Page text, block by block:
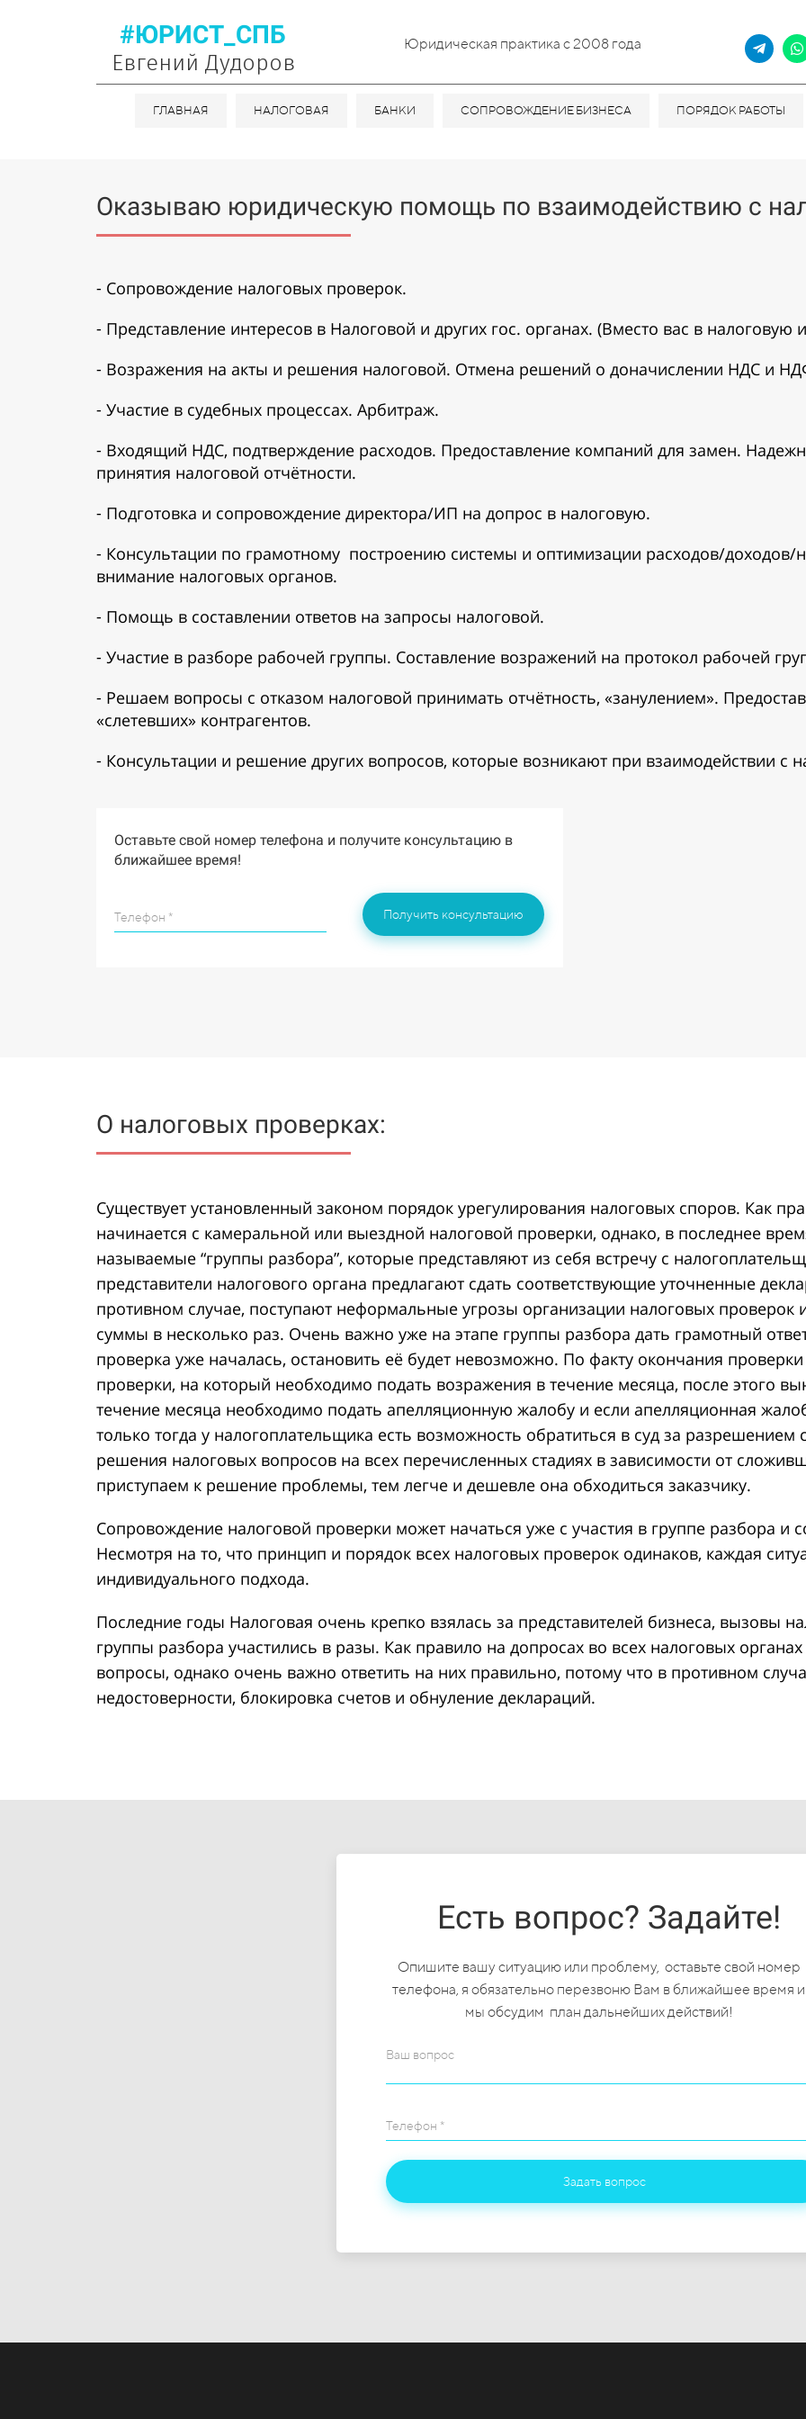
#ЮРИСТ_СПБ
Евгений Дудоров
Юридическая практика с 2008 года
ГЛАВНАЯ НАЛОГОВАЯ БАНКИ СОПРОВОЖДЕНИЕ БИЗНЕСА ПОРЯДОК РАБОТЫ
Оказываю юридическую помощь по взаимодействию с
⁃ Сопровождение налоговых проверок.
⁃ Представление интересов в Налоговой и других гос. органах. (Вместо вас в
⁃ Возражения на акты и решения налоговой. Отмена решений о доначислении НДС и
⁃ Участие в судебных процессах. Арбитраж.
⁃ Входящий НДС, подтверждение расходов. Предоставление компаний для замен.
принятия налоговой отчётности.
⁃ Подготовка и сопровождение директора/ИП на допрос в налоговую.
⁃ Консультации по грамотному построению системы и оптимизации расходов/доходов/
внимание налоговых органов.
⁃ Помощь в составлении ответов на запросы налоговой.
⁃ Участие в разборе рабочей группы. Составление возражений на протокол рабочей
⁃ Решаем вопросы с отказом налоговой принимать отчётность, «занулением».
«слетевших» контрагентов.
⁃ Консультации и решение других вопросов, которые возникают при взаимодействии с
Оставьте свой номер телефона и получите консультацию в
ближайшее время!
Телефон * Получить консультацию
О налоговых проверках:
Существует установленный законом порядок урегулирования налоговых споров. Как
начинается с камеральной или выездной налоговой проверки, однако, в последнее
называемые “группы разбора”, которые представляют из себя встречу с
представители налогового органа предлагают сдать соответствующие уточненные
противном случае, поступают неформальные угрозы организации налоговых
суммы в несколько раз. Очень важно уже на этапе группы разбора дать грамотный
проверка уже началась, остановить её будет невозможно. По факту окончания
проверки, на который необходимо подать возражения в течение месяца, после этого
течение месяца необходимо подать апелляционную жалобу и если апелляционная
только тогда у налогоплательщика есть возможность обратиться в суд за
решения налоговых вопросов на всех перечисленных стадиях в зависимости от
приступаем к решение проблемы, тем легче и дешевле она обходиться заказчику.
Сопровождение налоговой проверки может начаться уже с участия в группе разбора и
Несмотря на то, что принцип и порядок всех налоговых проверок одинаков, каждая
индивидуального подхода.
Последние годы Налоговая очень крепко взялась за представителей бизнеса, вызовы
группы разбора участились в разы. Как правило на допросах во всех налоговых
вопросы, однако очень важно ответить на них правильно, потому что в противном
недостоверности, блокировка счетов и обнуление деклараций.
Есть вопрос? Задайте!
Опишите вашу ситуацию или проблему, оставьте свой номер
телефона, я обязательно перезвоню Вам в ближайшее время и
мы обсудим план дальнейших действий!
Ваш вопрос
Телефон *
Задать вопрос